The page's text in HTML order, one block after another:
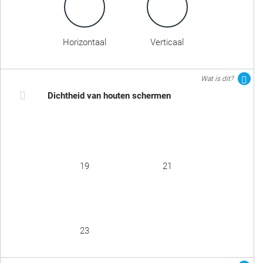
Horizontaal Verticaal
Wat is dit?
Dichtheid van houten schermen
19 21
23